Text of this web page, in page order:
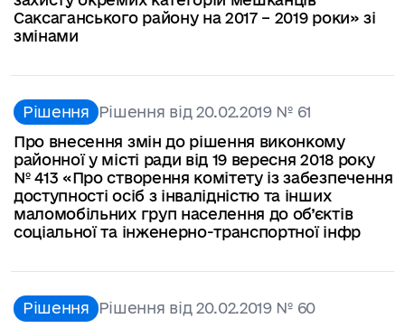
Саксаганського району на 2017 – 2019 роки» зі
змінами
Рішення Рішення від 20.02.2019 № 61
Про внесення змін до рішення виконкому
районної у місті ради від 19 вересня 2018 року
№ 413 «Про створення комітету із забезпечення
доступності осіб з інвалідністю та інших
маломобільних груп населення до об’єктів
соціальної та інженерно-транспортної інфр
Рішення Рішення від 20.02.2019 № 60